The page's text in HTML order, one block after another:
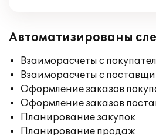
Автоматизированы
Взаиморасчеты с
Взаиморасчеты с
Оформление заказов
Оформление заказов
Планирование закупок
Планирование продаж